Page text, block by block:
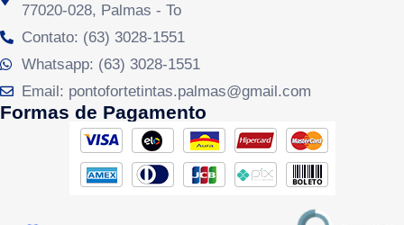
77020-028, Palmas - To
Contato: (63) 3028-1551
Whatsapp: (63) 3028-1551
Email: pontofortetintas.palmas@gmail.com
Formas de Pagamento